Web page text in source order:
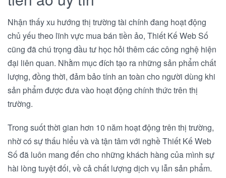
Nhận thấy xu hướng thị trường tài chính đang hoạt động
chủ yếu theo lĩnh vực mua bán tiền ảo, Thiết Kế Web Số
cũng đã chú trọng đầu tư học hỏi thêm các công nghệ hiện
đại liên quan. Nhằm mục đích tạo ra những sản phẩm chất
lượng, đồng thời, đảm bảo tính an toàn cho người dùng khi
sản phẩm được đưa vào hoạt động chính thức trên thị
trường.
Trong suốt thời gian hơn 10 năm hoạt động trên thị trường,
nhờ có sự thấu hiểu và và tận tâm với nghề Thiết Kế Web
Số đã luôn mang đến cho những khách hàng của mình sự
hài lòng tuyệt đối, về cả chất lượng dịch vụ lẫn sản phẩm.